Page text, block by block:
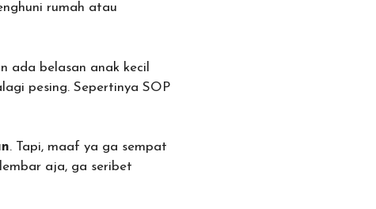
rumah atau
ada belasan anak kecil
pesing. Sepertinya SOP
. Tapi, maaf ya ga sempat
aja, ga seribet